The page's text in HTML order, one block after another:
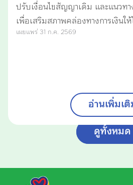
ปรับเงื่อนไขสัญญาเดิม และแนวท
เพื่อเสริมสภาพคล่องทางการเงินใ
เผยแพร่ 31 ก.ค. 2569
อ่านเพิ่มเ
ดูทั้งหมด